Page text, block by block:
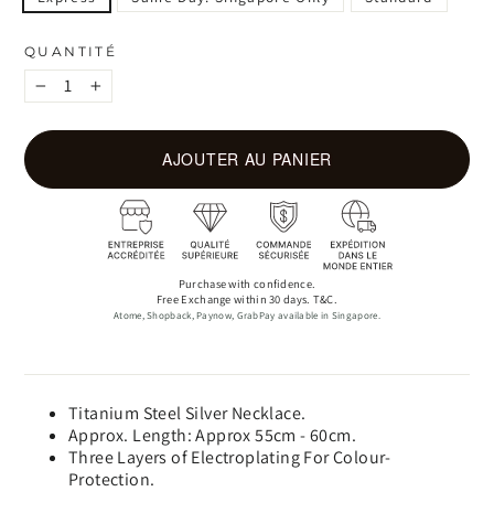
QUANTITÉ
− +
AJOUTER AU PANIER
Purchase with confidence.
Free Exchange within 30 days. T&C.
Atome, Shopback, Paynow, GrabPay available in Singapore.
Titanium Steel Silver Necklace.
Approx. Length: Approx 55cm - 60cm.
Three Layers of Electroplating For Colour-
Protection.